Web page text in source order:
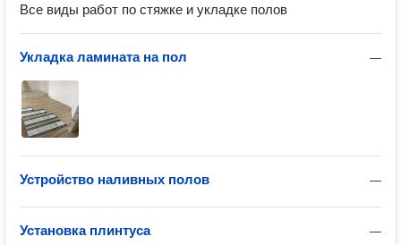
Все виды работ по стяжке и укладке полов
—
Укладка ламината на пол
—
Устройство наливных полов
—
Установка плинтуса